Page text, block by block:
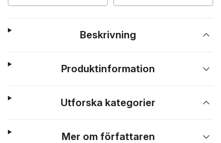
Beskrivning
Produktinformation
Utforska kategorier
Mer om författaren